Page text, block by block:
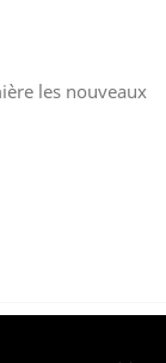
les nouveaux